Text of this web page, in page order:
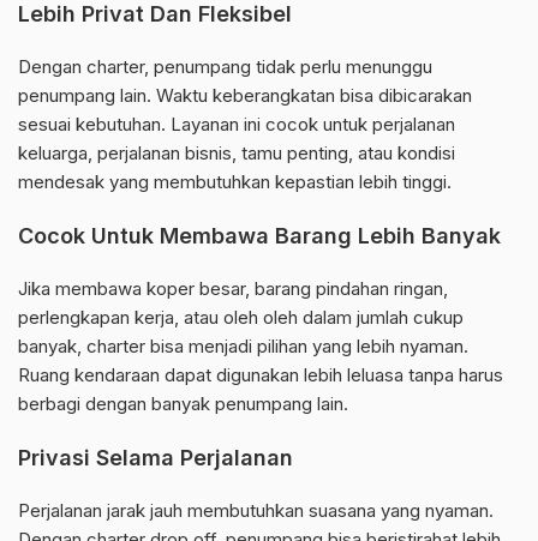
Lebih Privat Dan Fleksibel
Dengan charter, penumpang tidak perlu menunggu
penumpang lain. Waktu keberangkatan bisa dibicarakan
sesuai kebutuhan. Layanan ini cocok untuk perjalanan
keluarga, perjalanan bisnis, tamu penting, atau kondisi
mendesak yang membutuhkan kepastian lebih tinggi.
Cocok Untuk Membawa Barang Lebih Banyak
Jika membawa koper besar, barang pindahan ringan,
perlengkapan kerja, atau oleh oleh dalam jumlah cukup
banyak, charter bisa menjadi pilihan yang lebih nyaman.
Ruang kendaraan dapat digunakan lebih leluasa tanpa harus
berbagi dengan banyak penumpang lain.
Privasi Selama Perjalanan
Perjalanan jarak jauh membutuhkan suasana yang nyaman.